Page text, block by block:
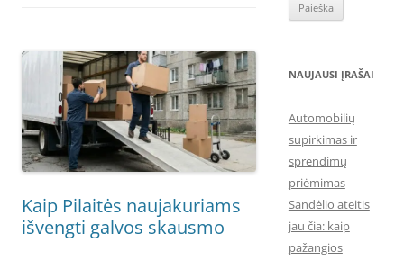
Kaip Pilaitės naujakuriams
išvengti galvos skausmo
NAUJAUSI ĮRAŠAI
Automobilių
supirkimas ir
sprendimų
priėmimas
Sandėlio ateitis
jau čia: kaip
pažangios